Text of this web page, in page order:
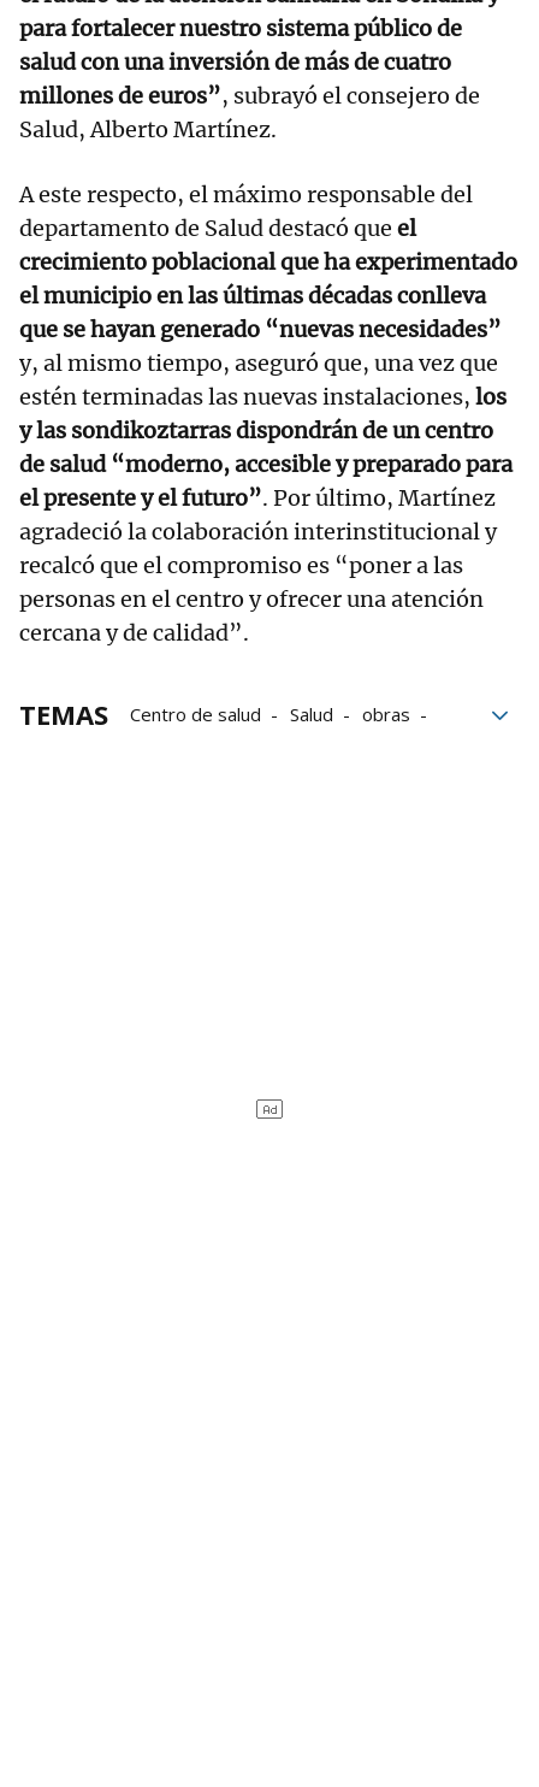
para fortalecer nuestro sistema público de
salud con una inversión de más de cuatro
millones de euros”, subrayó el consejero de
Salud, Alberto Martínez.
A este respecto, el máximo responsable del
departamento de Salud destacó que el
crecimiento poblacional que ha experimentado
el municipio en las últimas décadas conlleva
que se hayan generado “nuevas necesidades”
y, al mismo tiempo, aseguró que, una vez que
estén terminadas las nuevas instalaciones, los
y las sondikoztarras dispondrán de un centro
de salud “moderno, accesible y preparado para
el presente y el futuro”. Por último, Martínez
agradeció la colaboración interinstitucional y
recalcó que el compromiso es “poner a las
personas en el centro y ofrecer una atención
cercana y de calidad”.
TEMAS Centro de salud Salud
obras